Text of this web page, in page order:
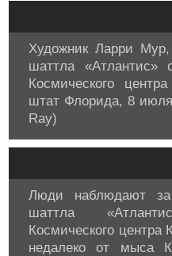
Художник Ларри Мур,
шаттла «Атлантис»
Космического
штат Флорида, 8 июля
Ray)
Люди наблюдают за
шаттла
Космического центра
недалеко от мыса